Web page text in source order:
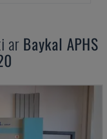
ar Baykal APHS